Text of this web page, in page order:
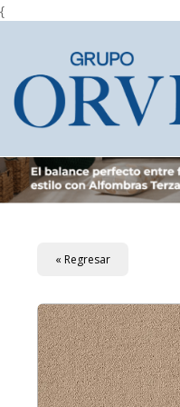
{
« Regresar